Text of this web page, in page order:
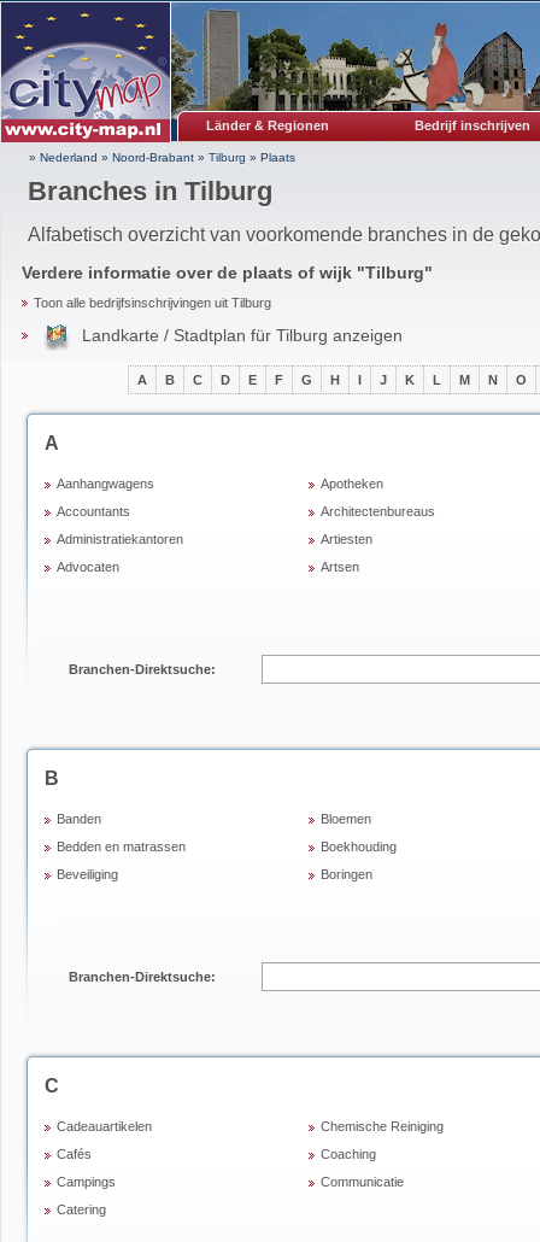
Länder & Regionen Bedrijf inschrijven
» Nederland » Noord-Brabant » Tilburg » Plaats
Branches in Tilburg
Alfabetisch overzicht van voorkomende branches in de
Verdere informatie over de plaats of wijk "Tilburg"
Toon alle bedrijfsinschrijvingen uit Tilburg
Landkarte / Stadtplan für Tilburg anzeigen
A B C D E F G H I J K L M N O
A
Aanhangwagens
Accountants
Administratiekantoren
Advocaten
Apotheken
Architectenbureaus
Artiesten
Artsen
Branchen-Direktsuche:
B
Banden
Bedden en matrassen
Beveiliging
Bloemen
Boekhouding
Boringen
Branchen-Direktsuche:
C
Cadeauartikelen
Cafés
Campings
Catering
Chemische Reiniging
Coaching
Communicatie